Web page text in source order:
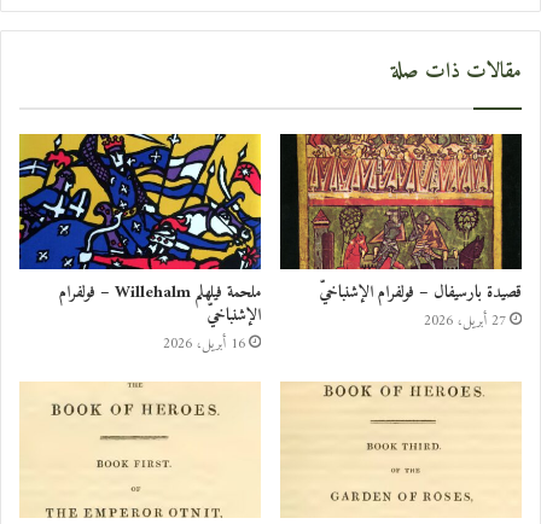
مقالات ذات صلة
قصيدة بارسيفال – فولفرام الإشنباخيّ
27 أبريل، 2026
ملحمة فيلهلم Willehalm – فولفرام
الإشنباخيّ
16 أبريل، 2026